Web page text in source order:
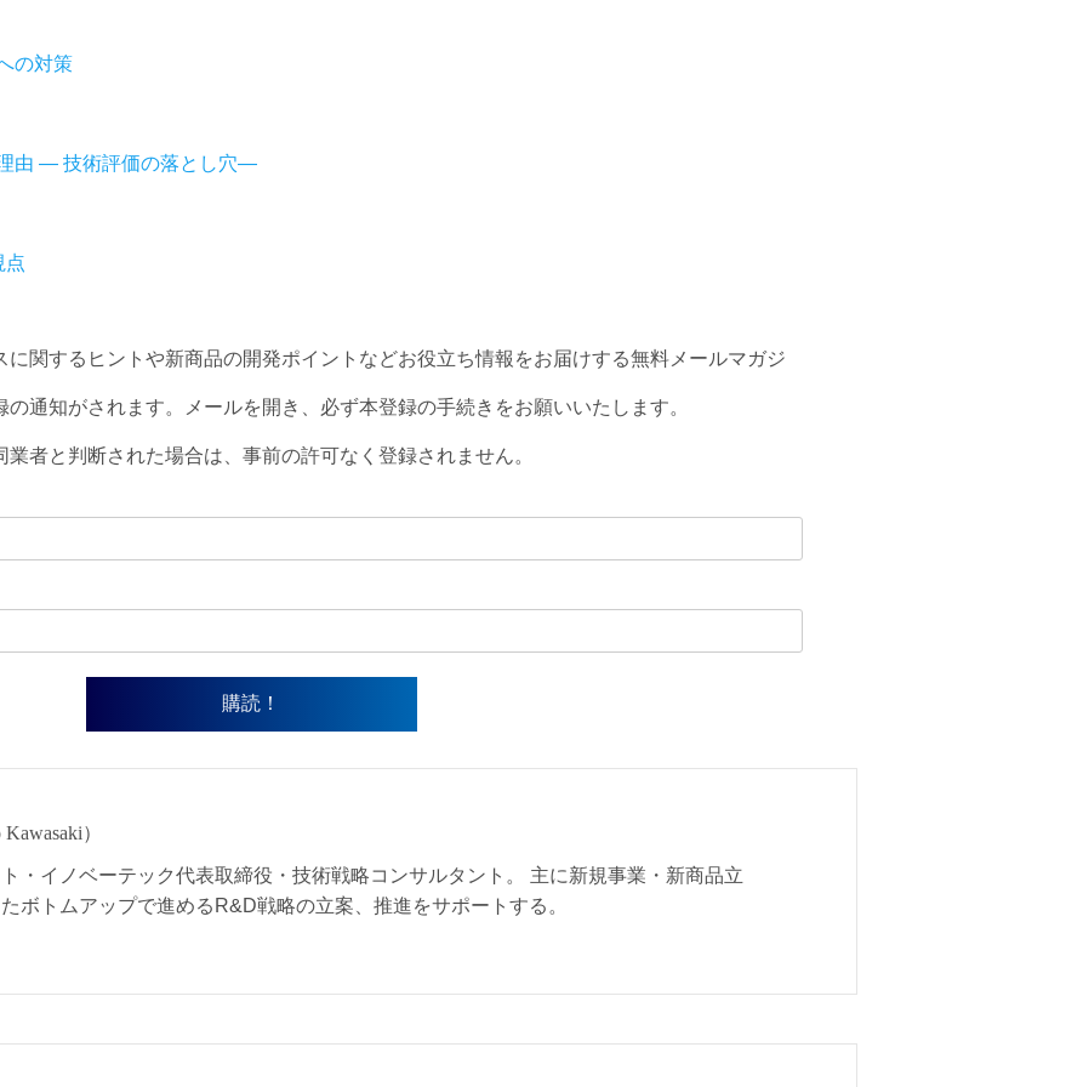
の対策
由 ― 技術評価の落とし穴―
点
に関するヒントや新商品の開発ポイントなどお役立ち情報をお届けする無料メールマガジ
通知がされます。メールを開き、必ず本登録の手続きをお願いいたします。
業者と判断された場合は、事前の許可なく登録されません。
）
・イノベーテック代表取締役・技術戦略コンサルタント。 主に新規事業・新商品立
ボトムアップで進めるR&D戦略の立案、推進をサポートする。